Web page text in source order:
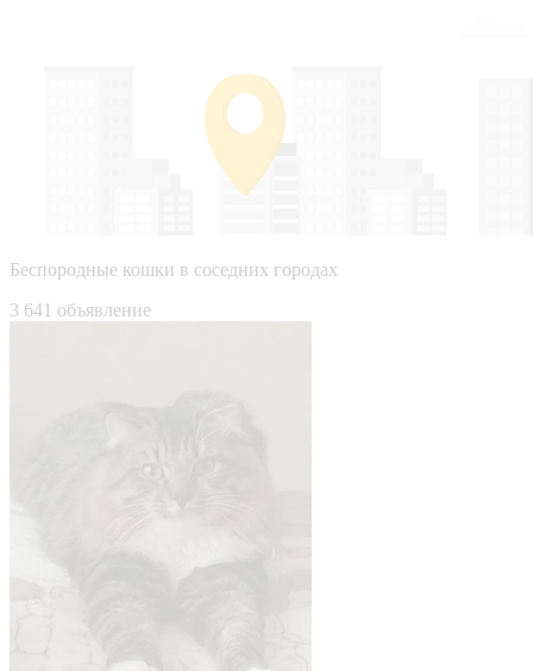
Беспородные кошки в соседних городах
3 641 объявление